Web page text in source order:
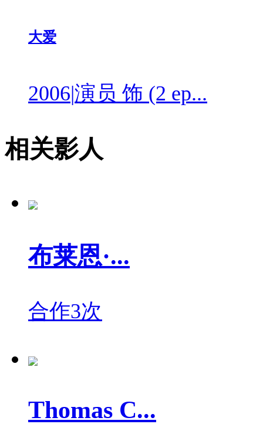
大爱
2006|演员 饰 (2 ep...
相关影人
布莱恩·...
合作3次
Thomas C...